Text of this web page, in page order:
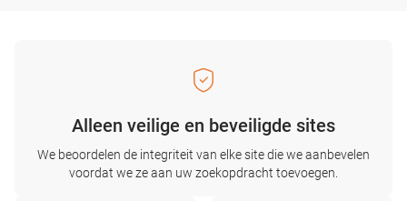
Alleen veilige en beveiligde sites
We beoordelen de integriteit van elke site die we aanbevelen
voordat we ze aan uw zoekopdracht toevoegen.